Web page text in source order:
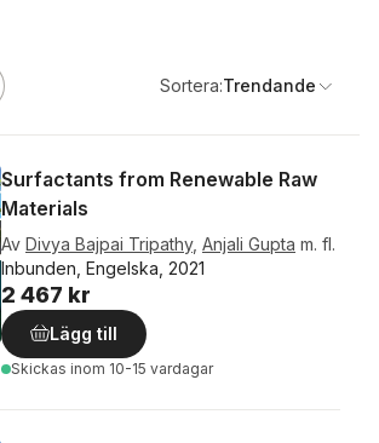
Sortera:Trendande
Surfactants from Renewable Raw
Materials
Av Divya Bajpai Tripathy, Anjali Gupta m. fl.
Inbunden, Engelska, 2021
2 467 kr
Lägg till
Skickas inom 10-15 vardagar